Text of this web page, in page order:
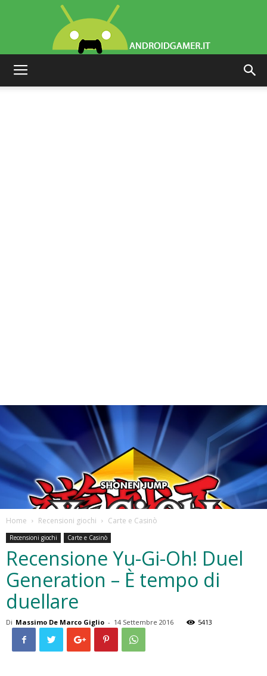
Home Recensioni giochi Carte e Casinò
Recensioni giochi Carte e Casinò
Recensione Yu-Gi-Oh! Duel
Generation – È tempo di
duellare
Di Massimo De Marco Giglio - 14 Settembre 2016 5413